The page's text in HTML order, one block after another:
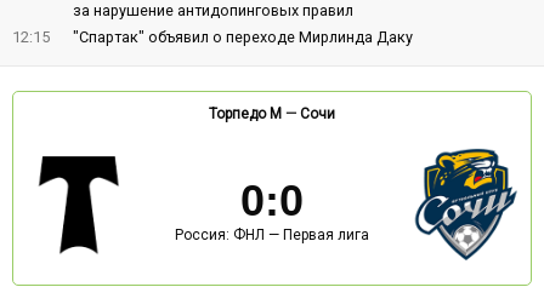
за нарушение антидопинговых правил
12:15
"Спартак" объявил о переходе Мирлинда Даку
Торпедо М — Сочи
0:0
Россия: ФНЛ — Первая лига